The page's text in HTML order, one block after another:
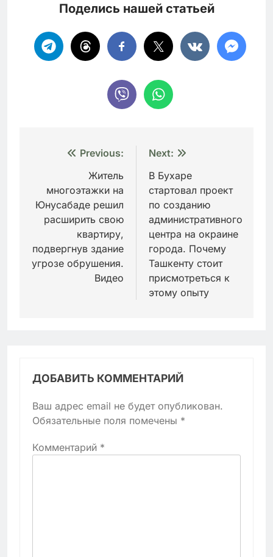
Поделись нашей статьей
Навигация
записям
Previous:
Житель
многоэтажки на
Юнусабаде решил
расширить свою
квартиру,
подвергнув здание
угрозе обрушения.
Видео
Next:
В Бухаре
стартовал проект
по созданию
административного
центра на окраине
города. Почему
Ташкенту стоит
присмотреться к
этому опыту
ДОБАВИТЬ КОММЕНТАРИЙ
Ваш адрес email не будет опубликован.
Обязательные поля помечены *
Комментарий *